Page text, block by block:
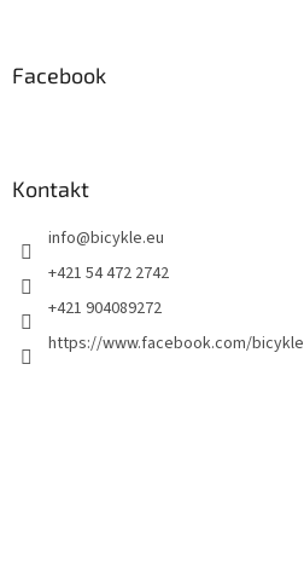
Facebook
Kontakt
info@bicykle.eu
+421 54 472 2742
+421 904089272
https://www.facebook.com/bicykle